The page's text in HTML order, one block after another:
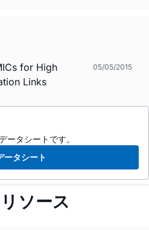
for High
Links
05/05/2015
ータシートです。
ータシート
ソース